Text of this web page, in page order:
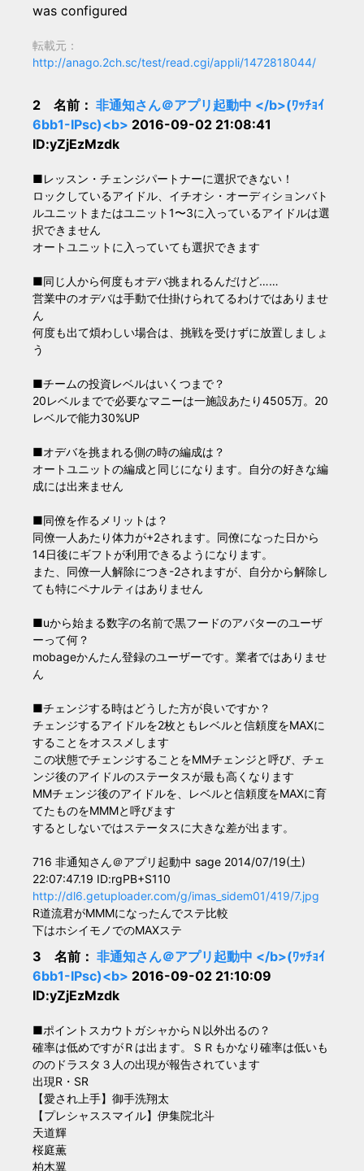
was configured
転載元：
http://anago.2ch.sc/test/read.cgi/appli/1472818044/
2 名前： 非通知さん＠アプリ起動中 </b>(ﾜｯﾁｮｲ
6bb1-IPsc)<b> 2016-09-02 21:08:41
ID:yZjEzMzdk
■レッスン・チェンジパートナーに選択できない！
ロックしているアイドル、イチオシ・オーディションバト
ルユニットまたはユニット1〜3に入っているアイドルは選
択できません
オートユニットに入っていても選択できます
■同じ人から何度もオデバ挑まれるんだけど……
営業中のオデバは手動で仕掛けられてるわけではありませ
ん
何度も出て煩わしい場合は、挑戦を受けずに放置しましょ
う
■チームの投資レベルはいくつまで？
20レベルまでで必要なマニーは一施設あたり4505万。20
レベルで能力30%UP
■オデバを挑まれる側の時の編成は？
オートユニットの編成と同じになります。自分の好きな編
成には出来ません
■同僚を作るメリットは？
同僚一人あたり体力が+2されます。同僚になった日から
14日後にギフトが利用できるようになります。
また、同僚一人解除につき-2されますが、自分から解除し
ても特にペナルティはありません
■uから始まる数字の名前で黒フードのアバターのユーザ
ーって何？
mobageかんたん登録のユーザーです。業者ではありませ
ん
■チェンジする時はどうした方が良いですか？
チェンジするアイドルを2枚ともレベルと信頼度をMAXに
することをオススメします
この状態でチェンジすることをMMチェンジと呼び、チェ
ンジ後のアイドルのステータスが最も高くなります
MMチェンジ後のアイドルを、レベルと信頼度をMAXに育
てたものをMMMと呼びます
するとしないではステータスに大きな差が出ます。
716 非通知さん＠アプリ起動中 sage 2014/07/19(土)
22:07:47.19 ID:rgPB+S110
http://dl6.getuploader.com/g/imas_sidem01/419/7.jpg
R道流君がMMMになったんでステ比較
下はホシイモノでのMAXステ
3 名前： 非通知さん＠アプリ起動中 </b>(ﾜｯﾁｮｲ
6bb1-IPsc)<b> 2016-09-02 21:10:09
ID:yZjEzMzdk
■ポイントスカウトガシャからＮ以外出るの？
確率は低めですがＲは出ます。ＳＲもかなり確率は低いも
ののドラスタ３人の出現が報告されています
出現R・SR
【愛され上手】御手洗翔太
【プレシャススマイル】伊集院北斗
天道輝
桜庭薫
柏木翼